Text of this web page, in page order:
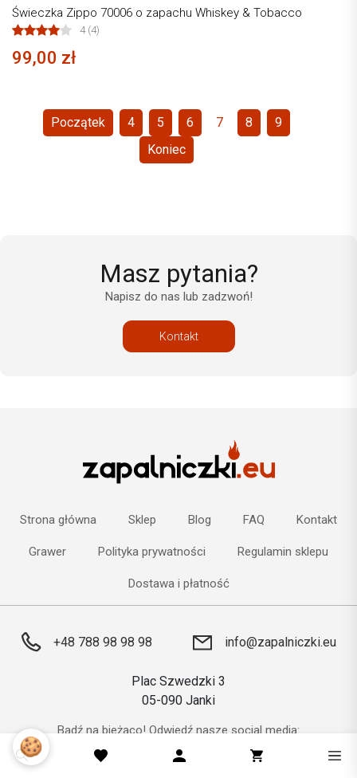
Świeczka Zippo 70006 o zapachu Whiskey & Tobacco
4 (4)
99,00 zł
Początek 4 5 6 7 8
9
Koniec
Masz pytania?
Napisz do nas lub zadzwoń!
Kontakt
Strona główna Sklep Blog FAQ Kontakt
Grawer Polityka prywatności Regulamin sklepu
Dostawa i płatność
+48 788 98 98 98 info@zapalniczki.eu
Plac Szwedzki 3
05-090 Janki
Bądź na bieżąco! Odwiedź nasze social media:
Facebook Instagram
🍪